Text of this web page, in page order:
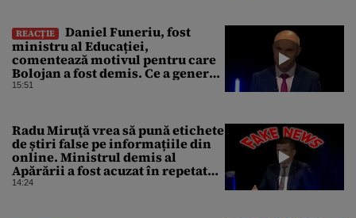
REACȚIE
Daniel Funeriu, fost
ministru al Educației,
comentează motivul pentru care
Bolojan a fost demis. Ce a generat
eșecul guvernării
15:51
Radu Miruţă vrea să pună etichete
de știri false pe informațiile din
online. Ministrul demis al
Apărării a fost acuzat în repetate
rânduri că răspândeşte el însuși
14:24